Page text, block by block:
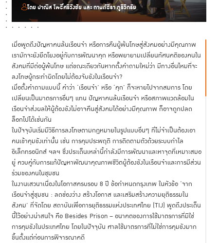
โดย ปาณิส โพธิ์ศรีวังชัย และ กานต์ธีรา ภูริวิกรัย
เมื่อพูดถึงปัญหาคนล้นเรือนจำ หรือการคืนผู้พ้นโทษสู่สังคมอย่างมีคุณภาพ
เรามักจะยังยึดโยงอยู่กับการพัฒนาคุก หรือพยายามเปลี่ยนทัศนคติของคนใน
สังคมที่มีต่อผู้พ้นโทษ แต่ขณะเดียวกันหากตั้งคำถามใหม่ว่า มีทางอื่นไหมที่จะ
ลงโทษผู้กระทำผิดโดยไม่ต้องจับขังในเรือนจำ?
เมื่อตั้งคำถามแบบนี้ คำว่า ‘เรือนจำ’ หรือ ‘คุก’ ก็จะหายไปจากสมการ โดย
เปลี่ยนเป็นมาตรการอื่นๆ แทน ปัญหาคนล้นเรือนจำ หรือสภาพแวดล้อมใน
เรือนจำส่งผลให้ผู้ต้องขังไม่อาจคืนสู่สังคมได้อย่างมีคุณภาพ ก็อาจถูกปลด
ล็อกไปได้เช่นกัน
ในปัจจุบันเริ่มมีวิธีการลงโทษตามกฎหมายในรูปแบบอื่นๆ ที่ไม่จำเป็นต้องเอา
คนเข้าคุมขังเท่านั้น เช่น การคุมประพฤติ การติดตามตัวด้วยระบบกำไล
อิเล็กทรอนิกส์ ฯลฯ ซึ่งประเด็นเหล่านี้กำลังมีการพัฒนาและหาจุดที่เหมาะสมอ
ยู่ ควบคู่กับการแก้ปัญหาพัฒนาคุณภาพชีวิตผู้ต้องขังในเรือนจำและการมีส่วน
ร่วมของคนในชุมชน
ในงานเสวนาเนื่องในโอกาสครบรอบ 8 ปี ข้อกำหนดกรุงเทพ ในหัวข้อ ‘จาก
เรือนจำสู่ชุมชน : ลดช่องว่าง สร้างโอกาส และเสริมสร้างความยุติธรรมใน
สังคม’ ที่จัดโดย สถาบันเพื่อการยุติธรรมแห่งประเทศไทย (TIJ) พูดถึงประเด็น
นี้ไว้อย่างน่าสนใจ คือ Besides Prison – อนาคตของการใช้มาตรการที่มิใช่
การคุมขังในประเทศไทย โดยในปัจจุบัน ศาลใช้มาตรการที่ไม่ใช่การคุมขังมาก
ขึ้นตั้งแต่ก่อนการพิจารณาคดี